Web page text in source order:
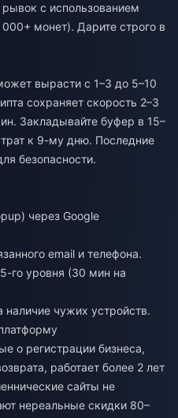
с использованием
монет). Дарите строго в
вырасти с 1–3 до 5–10
сохраняет скорость 2–3
Закладывайте буфер в 15–
к 9-му дню. Последние
безопасности.
через Google
email и телефона.
го уровня (30 мин на
чужих устройств.
о регистрации бизнеса,
работает более 2 лет
сайты не
нереальные скидки 80–